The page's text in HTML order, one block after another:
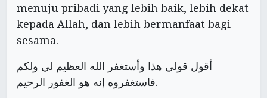
menuju pribadi yang lebih baik, lebih dekat
kepada Allah, dan lebih bermanfaat bagi
sesama.
أقول قولي هذا وأستغفر الله العظيم لي ولكم
فاستغفروه إنه هو الغفور الرحيم.